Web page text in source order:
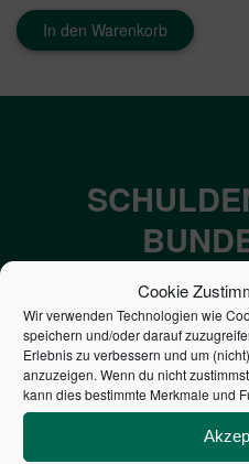
Cookie
Wir verwenden Technologien wie
speichern und/oder darauf
Erlebnis zu verbessern und um
anzuzeigen. Wenn du nicht
kann dies bestimmte Merkmale und
In den Warenkorb
PRO